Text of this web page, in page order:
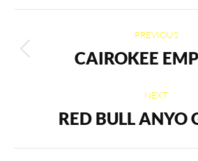
navigation
PREVIOUS
Previous
CAIROKEE
NEXT
Next
RED BULL ANYO